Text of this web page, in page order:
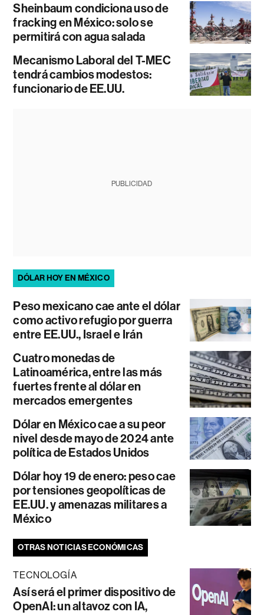
Sheinbaum condiciona uso de
fracking en México: solo se
permitirá con agua salada
Mecanismo Laboral del T-MEC
tendrá cambios modestos:
funcionario de EE.UU.
PUBLICIDAD
DÓLAR HOY EN MÉXICO
Peso mexicano cae ante el dólar
como activo refugio por guerra
entre EE.UU., Israel e Irán
Cuatro monedas de
Latinoamérica, entre las más
fuertes frente al dólar en
mercados emergentes
Dólar en México cae a su peor
nivel desde mayo de 2024 ante
política de Estados Unidos
Dólar hoy 19 de enero: peso cae
por tensiones geopolíticas de
EE.UU. y amenazas militares a
México
OTRAS NOTICIAS ECONÓMICAS
TECNOLOGÍA
Así será el primer dispositivo de
OpenAI: un altavoz con IA,